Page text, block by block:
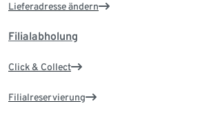
Lieferadresse ändern
Filialabholung
Click & Collect
Filialreservierung